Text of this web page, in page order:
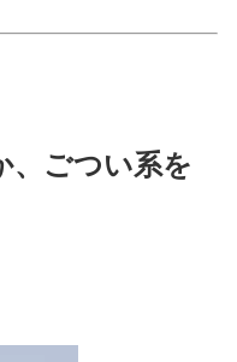
、ごつい系を